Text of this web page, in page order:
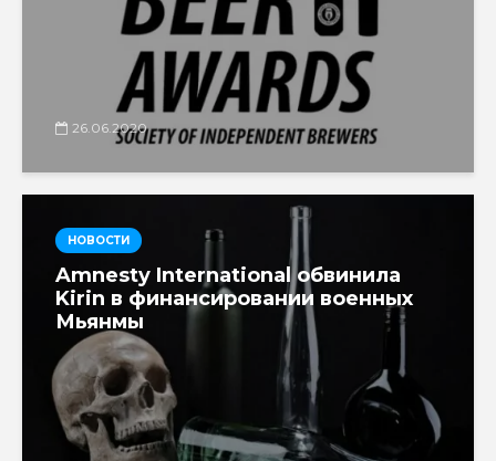
26.06.2020
НОВОСТИ
Amnesty International обвинила
Kirin в финансировании военных
Мьянмы